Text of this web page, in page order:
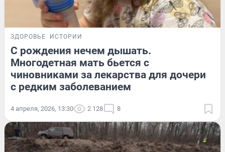
ЗДОРОВЬЕ ИСТОРИИ
С рождения нечем дышать.
Многодетная мать бьется с
чиновниками за лекарства для дочери
с редким заболеванием
4 апреля, 2026, 13:30 2 128 8